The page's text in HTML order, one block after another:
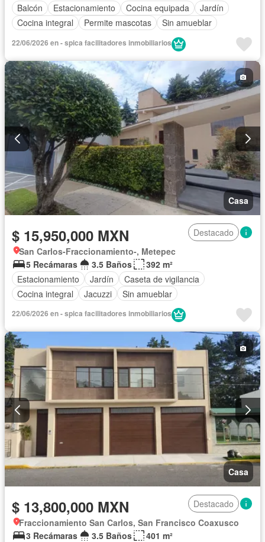
Balcón
Estacionamiento Cocina equipada
Jardín
Cocina integral
Permite mascotas Sin amueblar
22/06/2026 en - spica facilitadores inmobiliarios
Casa
$ 15,950,000 MXN
Destacado
San Carlos-Fraccionamiento-, Metepec
5 Recámaras
3.5 Baños
392 m²
Estacionamiento
Jardín
Caseta de vigilancia
Cocina integral
Jacuzzi Sin amueblar
22/06/2026 en - spica facilitadores inmobiliarios
Casa
$ 13,800,000 MXN
Destacado
Fraccionamiento San Carlos, San Francisco Coaxusco
3 Recámaras
3.5 Baños
401 m²